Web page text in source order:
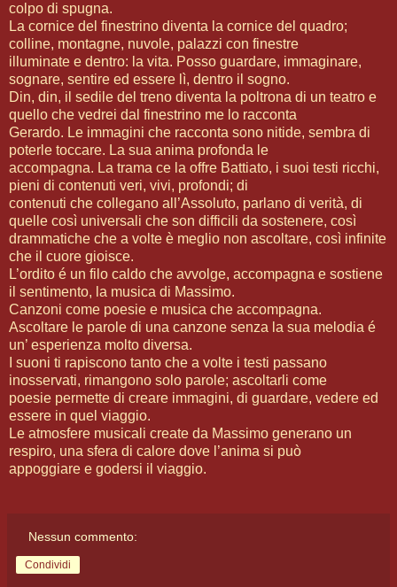
colpo di spugna.
La cornice del finestrino diventa la cornice del quadro;
colline, montagne, nuvole, palazzi con finestre
illuminate e dentro: la vita. Posso guardare, immaginare,
sognare, sentire ed essere lì, dentro il sogno.
Din, din, il sedile del treno diventa la poltrona di un teatro e
quello che vedrei dal finestrino me lo racconta
Gerardo. Le immagini che racconta sono nitide, sembra di
poterle toccare. La sua anima profonda le
accompagna. La trama ce la offre Battiato, i suoi testi ricchi,
pieni di contenuti veri, vivi, profondi; di
contenuti che collegano all’Assoluto, parlano di verità, di
quelle così universali che son difficili da sostenere, così
drammatiche che a volte è meglio non ascoltare, così infinite
che il cuore gioisce.
L’ordito é un filo caldo che avvolge, accompagna e sostiene
il sentimento, la musica di Massimo.
Canzoni come poesie e musica che accompagna.
Ascoltare le parole di una canzone senza la sua melodia é
un’ esperienza molto diversa.
I suoni ti rapiscono tanto che a volte i testi passano
inosservati, rimangono solo parole; ascoltarli come
poesie permette di creare immagini, di guardare, vedere ed
essere in quel viaggio.
Le atmosfere musicali create da Massimo generano un
respiro, una sfera di calore dove l’anima si può
appoggiare e godersi il viaggio.
Nessun commento:
Condividi